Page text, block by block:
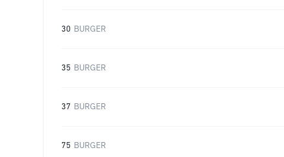
30 BURGER
35 BURGER
37 BURGER
75 BURGER